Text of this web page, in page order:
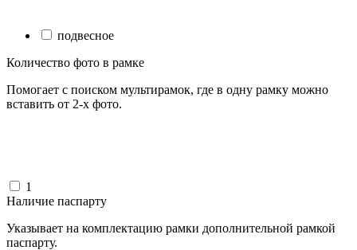
подвесное
Количество фото в рамке
Помогает с поиском мультирамок, где в одну рамку можно
вставить от 2-х фото.
1
Наличие паспарту
Указывает на комплектацию рамки дополнительной рамкой
паспарту.